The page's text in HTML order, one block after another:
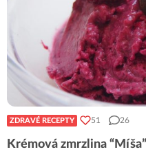
ZDRAVÉ RECEPTY 51 26
Krémová zmrzlina